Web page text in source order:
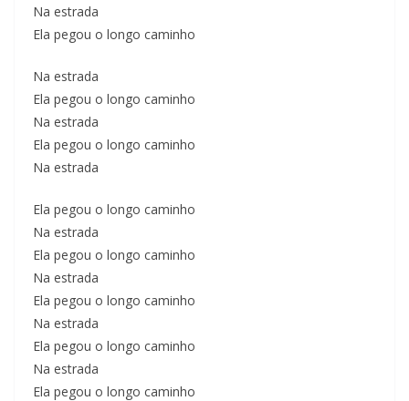
Na estrada
Ela pegou o longo caminho
Na estrada
Ela pegou o longo caminho
Na estrada
Ela pegou o longo caminho
Na estrada
Ela pegou o longo caminho
Na estrada
Ela pegou o longo caminho
Na estrada
Ela pegou o longo caminho
Na estrada
Ela pegou o longo caminho
Na estrada
Ela pegou o longo caminho